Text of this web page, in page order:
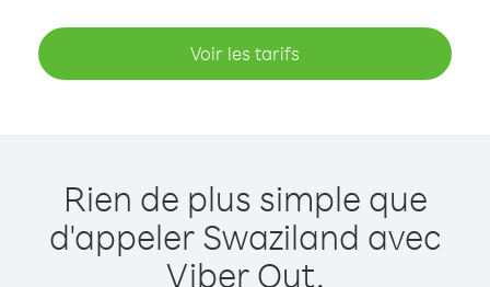
Voir les tarifs
Rien de plus simple que
d'appeler Swaziland avec
Viber Out.